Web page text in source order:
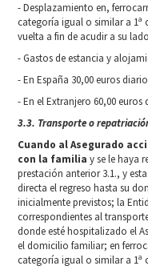
- Desplazamiento en,
categoría igual o similar a 1ª
vuelta a fin de acudir a su
- Gastos de estancia y
- En España 30,00 euros
- En el Extranjero 60,00
3.3. Transporte o
Cuando al Asegurado
con la familia y se le haya
prestación anterior 3.1., y
directa el regreso hasta su
inicialmente previstos; la
correspondientes al
donde esté hospitalizado el
el domicilio familiar; en
categoría igual o similar a 1ª